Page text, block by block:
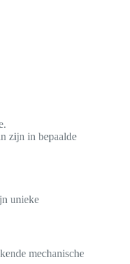
zijn in bepaalde
unieke
mechanische